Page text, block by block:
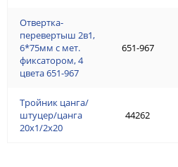
Отвертка-
перевертыш 2в1,
6*75мм с мет.
фиксатором, 4
цвета 651-967
Тройник цанга/
штуцер/цанга
20х1/2х20
651-967
44262